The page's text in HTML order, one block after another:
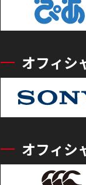
オフィシ
オフィシ